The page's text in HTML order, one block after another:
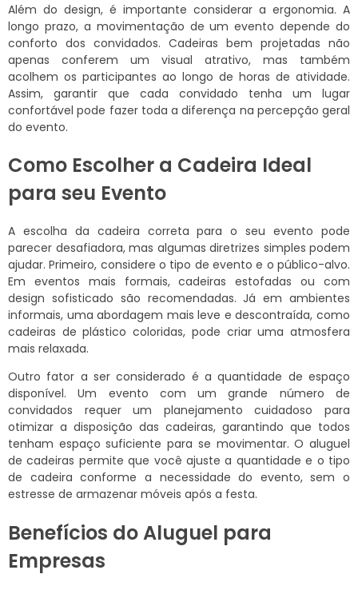
Além do design, é importante considerar a ergonomia. A
longo prazo, a movimentação de um evento depende do
conforto dos convidados. Cadeiras bem projetadas não
apenas conferem um visual atrativo, mas também
acolhem os participantes ao longo de horas de atividade.
Assim, garantir que cada convidado tenha um lugar
confortável pode fazer toda a diferença na percepção geral
do evento.
Como Escolher a Cadeira Ideal
para seu Evento
A escolha da cadeira correta para o seu evento pode
parecer desafiadora, mas algumas diretrizes simples podem
ajudar. Primeiro, considere o tipo de evento e o público-alvo.
Em eventos mais formais, cadeiras estofadas ou com
design sofisticado são recomendadas. Já em ambientes
informais, uma abordagem mais leve e descontraída, como
cadeiras de plástico coloridas, pode criar uma atmosfera
mais relaxada.
Outro fator a ser considerado é a quantidade de espaço
disponível. Um evento com um grande número de
convidados requer um planejamento cuidadoso para
otimizar a disposição das cadeiras, garantindo que todos
tenham espaço suficiente para se movimentar. O aluguel
de cadeiras permite que você ajuste a quantidade e o tipo
de cadeira conforme a necessidade do evento, sem o
estresse de armazenar móveis após a festa.
Benefícios do Aluguel para
Empresas